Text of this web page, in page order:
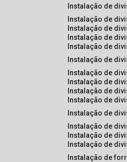
instalação de
instalação de
instalação de
instalação de
instalação de
instalação de
instalação de
instalação de
instalação de
instalação de
instalação de
instalação de
instalação de
instalação de
instalação de